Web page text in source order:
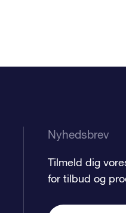
Nyhedsbrev
Tilmeld dig
for tilbud og